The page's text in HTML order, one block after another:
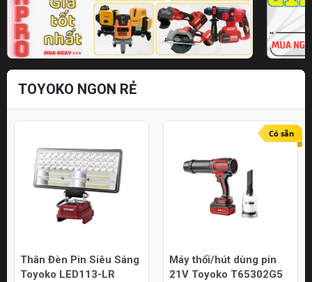
TOYOKO NGON RẺ
Thân Đèn Pin Siêu Sáng
Toyoko LED113-LR
Có sẵn
Máy thổi/hút dùng pin
21V Toyoko T65302G5